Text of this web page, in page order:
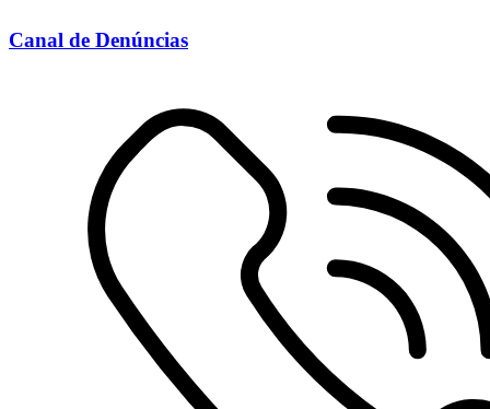
Canal de Denúncias